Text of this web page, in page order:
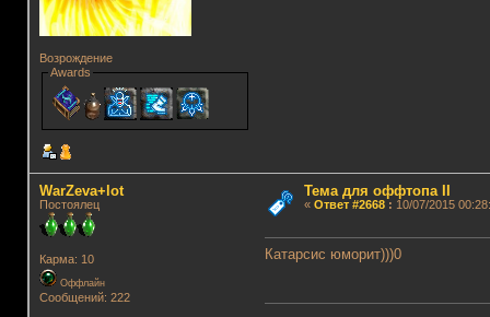
Возрождение
Awards
WarZeva+lot
Постоялец
Карма: 10
Оффлайн
Сообщений: 222
Тема для оффтопа II
« Ответ #2668: 10/07/2015
Катарсис юморит)))0